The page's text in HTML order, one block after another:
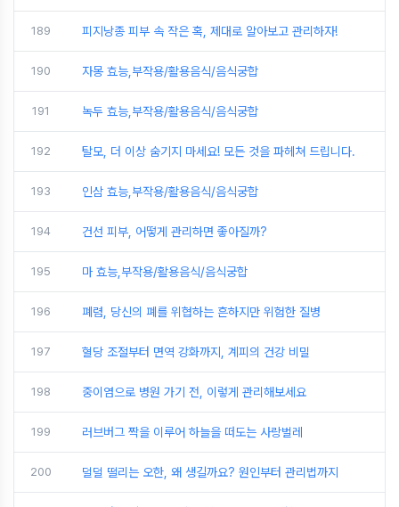
189 피지낭종 피부 속 작은 혹, 제대로 알아보고 관리하자!
190 자몽 효능,부작용/활용음식/음식궁합
191 녹두 효능,부작용/활용음식/음식궁합
192 탈모, 더 이상 숨기지 마세요! 모든 것을 파헤쳐 드립니다.
193 인삼 효능,부작용/활용음식/음식궁합
194 건선 피부, 어떻게 관리하면 좋아질까?
195 마 효능,부작용/활용음식/음식궁합
196 폐렴, 당신의 폐를 위협하는 흔하지만 위험한 질병
197 혈당 조절부터 면역 강화까지, 계피의 건강 비밀
198 중이염으로 병원 가기 전, 이렇게 관리해보세요
199 러브버그 짝을 이루어 하늘을 떠도는 사랑벌레
200 덜덜 떨리는 오한, 왜 생길까요? 원인부터 관리법까지